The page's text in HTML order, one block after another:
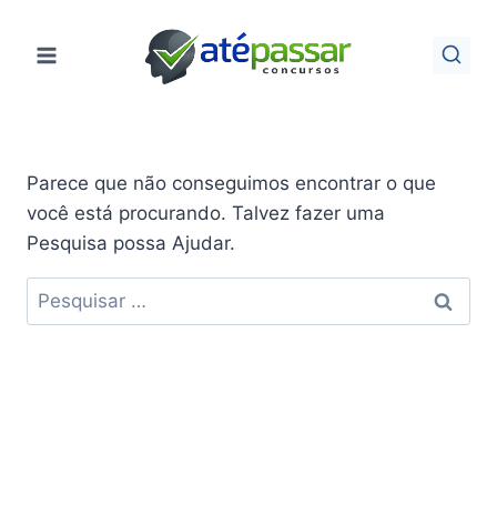
para
Parece que não conseguimos encontrar o que
você está procurando. Talvez fazer uma
Pesquisa possa Ajudar.
Pesquisar
por: